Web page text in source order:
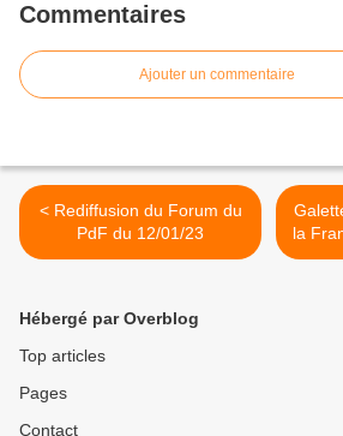
Commentaires
Ajouter un commentaire
< Rediffusion du Forum du
PdF du 12/01/23
la
Hébergé par Overblog
Top articles
Pages
Contact